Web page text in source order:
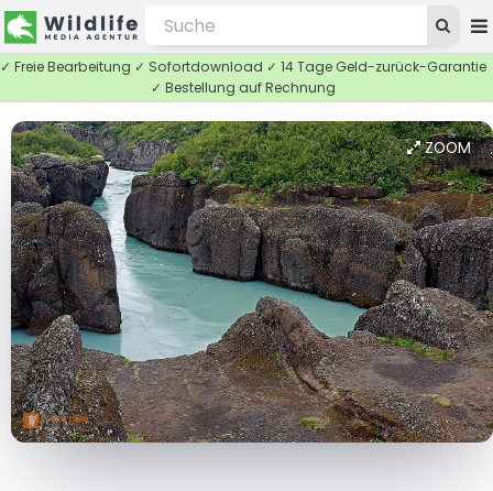
✓ Freie Bearbeitung ✓ Sofortdownload ✓ 14 Tage Geld-zurück-Garantie
✓ Bestellung auf Rechnung
ZOOM